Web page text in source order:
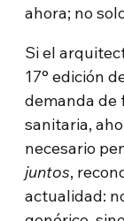
ahora; no
Si el
17° edición
demanda de
sanitaria,
necesario
juntos,
actualidad: